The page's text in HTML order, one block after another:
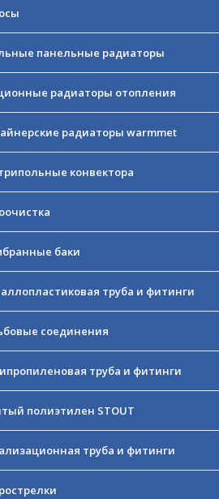
панельные радиаторы
радиаторы отопления
радиаторы warmmet
конвектора
баки
труба и фитинги
соединения
труба и фитинги
полиэтилен STOUT
труба и фитинги